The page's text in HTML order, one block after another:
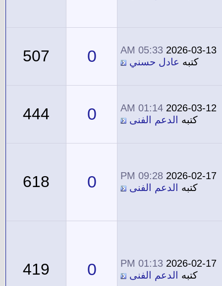
2026-03-13
05:33 AM
كتبه عادل حسني 0
507
2026-03-12
01:14 AM
كتبه
الدعم الفنى 0
444
2026-02-17
09:28 PM
كتبه
الدعم الفنى 0
618
2026-02-17
01:13 PM
كتبه
الدعم الفنى 0
419